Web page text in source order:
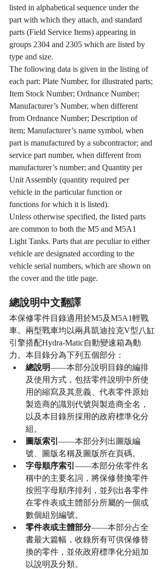
listed in alphabetical sequence under the
part with which they attach, and standard
parts (Field Service Items) appearing in
groups 2304 and 2305 which are listed by
type and size.
The following data is given in the listing of
each part: Plate Number, for illustrated parts;
Item Stock Number; Ordnance Number;
Manufacturer’s Number, when different
from Ordnance Number; Description of
item; Manufacturer’s name symbol, when
part is manufactured by a subcontractor; and
service part number, when different from
manufacturer’s number; and Quantity per
Unit Assembly (quantity required per
vehicle in the particular function or
functions for which it is listed).
Unless otherwise specified, the listed parts
are common to both the M5 and M5A1
Light Tanks. Parts that are peculiar to either
vehicle are designated according to the
vehicle serial numbers, which are shown on
the cover and the title page.
總說明中文翻譯
本保修零件目錄適用於M5及M5A1輕戰
車。兩型戰車均以兩具凱迪拉克V型八缸
引擎搭配Hydra-Matic自動變速箱為動
力。本目錄分為下列五個部分：
總說明——本部分說明目錄的編排
及使用方式，包括零件說明中所使
用的縮寫及其意義、代表零件原始
製造商的識別代號與製造商全名，
以及本目錄所採用的政府標準化分
組。
圖版索引 ——本部分列出圖版編
號、圖版名稱及圖版所在頁碼。
字母順序索引 ——本部分依零件名
稱中的主要名詞，將保修替換零件
按照字母順序排列，並列出各零件
在零件表或主體部分所屬的一個或
數個組別編號。
零件表或主體部分——本部分占全
書最大篇幅，收錄所有可供保修替
換的零件，並依政府標準化分組加
以說明及分類。